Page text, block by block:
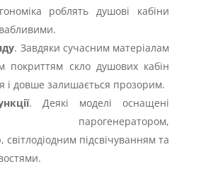
роблять душові кабіни
. Завдяки сучасним матеріалам
покриттям скло душових кабін
і довше залишається прозорим.
. Деякі моделі оснащені
парогенератором,
підсвічуванням та